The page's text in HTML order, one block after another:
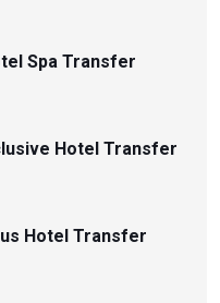
Spa Transfer
Hotel Transfer
Hotel Transfer